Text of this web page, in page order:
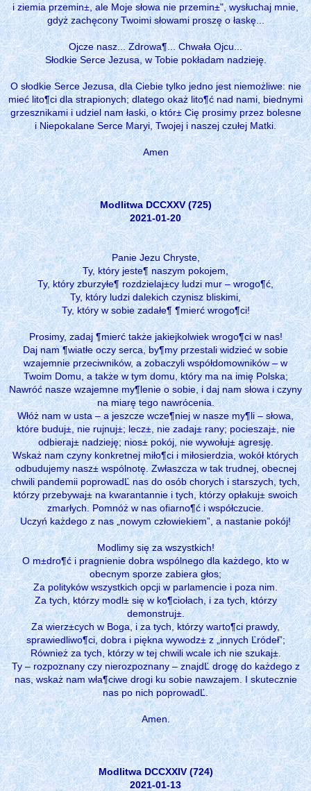
i ziemia przemin±, ale Moje słowa nie przemin±", wysłuchaj mnie,
gdyż zachęcony Twoimi słowami proszę o łaskę...
Ojcze nasz... Zdrowa¶... Chwała Ojcu...
Słodkie Serce Jezusa, w Tobie pokładam nadzieję.
O słodkie Serce Jezusa, dla Ciebie tylko jedno jest niemożliwe: nie
mieć lito¶ci dla strapionych; dlatego okaż lito¶ć nad nami, biednymi
grzesznikami i udziel nam łaski, o któr± Cię prosimy przez bolesne
i Niepokalane Serce Maryi, Twojej i naszej czułej Matki.
Amen
Modlitwa DCCXXV (725)
2021-01-20
Panie Jezu Chryste,
Ty, który jeste¶ naszym pokojem,
Ty, który zburzyłe¶ rozdzielaj±cy ludzi mur – wrogo¶ć,
Ty, który ludzi dalekich czynisz bliskimi,
Ty, który w sobie zadałe¶ ¶mierć wrogo¶ci!
Prosimy, zadaj ¶mierć także jakiejkolwiek wrogo¶ci w nas!
Daj nam ¶wiatłe oczy serca, by¶my przestali widzieć w sobie
wzajemnie przeciwników, a zobaczyli współdomowników – w
Twoim Domu, a także w tym domu, który ma na imię Polska;
Nawróć nasze wzajemne my¶lenie o sobie, i daj nam słowa i czyny
na miarę tego nawrócenia.
Włóż nam w usta – a jeszcze wcze¶niej w nasze my¶li – słowa,
które buduj±, nie rujnuj±; lecz±, nie zadaj± rany; pocieszaj±, nie
odbieraj± nadzieję; nios± pokój, nie wywołuj± agresję.
Wskaż nam czyny konkretnej miło¶ci i miłosierdzia, wokół których
odbudujemy nasz± wspólnotę. Zwłaszcza w tak trudnej, obecnej
chwili pandemii poprowadĽ nas do osób chorych i starszych, tych,
którzy przebywaj± na kwarantannie i tych, którzy opłakuj± swoich
zmarłych. Pomnóż w nas ofiarno¶ć i współczucie.
Uczyń każdego z nas „nowym człowiekiem”, a nastanie pokój!
Modlimy się za wszystkich!
O m±dro¶ć i pragnienie dobra wspólnego dla każdego, kto w
obecnym sporze zabiera głos;
Za polityków wszystkich opcji w parlamencie i poza nim.
Za tych, którzy modl± się w ko¶ciołach, i za tych, którzy
demonstruj±.
Za wierz±cych w Boga, i za tych, którzy warto¶ci prawdy,
sprawiedliwo¶ci, dobra i piękna wywodz± z „innych Ľródeł”;
Również za tych, którzy w tej chwili wcale ich nie szukaj±.
Ty – rozpoznany czy nierozpoznany – znajdĽ drogę do każdego z
nas, wskaż nam wła¶ciwe drogi ku sobie nawzajem. I skutecznie
nas po nich poprowadĽ.
Amen.
Modlitwa DCCXXIV (724)
2021-01-13